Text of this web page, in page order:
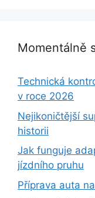
Momentálně
Technická
v roce 2026
Nejikoničtější
historii
Jak funguje
jízdního pruhu
Příprava auta